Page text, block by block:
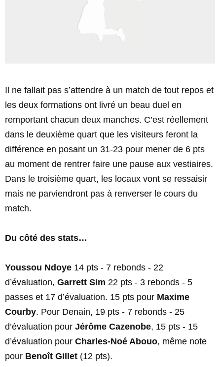
Il ne fallait pas s’attendre à un match de tout repos et
les deux formations ont livré un beau duel en
remportant chacun deux manches. C’est réellement
dans le deuxième quart que les visiteurs feront la
différence en posant un 31-23 pour mener de 6 pts
au moment de rentrer faire une pause aux vestiaires.
Dans le troisième quart, les locaux vont se ressaisir
mais ne parviendront pas à renverser le cours du
match.
Du côté des stats…
Youssou Ndoye 14 pts - 7 rebonds - 22
d’évaluation, Garrett Sim 22 pts - 3 rebonds - 5
passes et 17 d’évaluation. 15 pts pour Maxime
Courby. Pour Denain, 19 pts - 7 rebonds - 25
d’évaluation pour Jérôme Cazenobe, 15 pts - 15
d’évaluation pour Charles-Noé Abouo, même note
pour Benoît Gillet (12 pts).